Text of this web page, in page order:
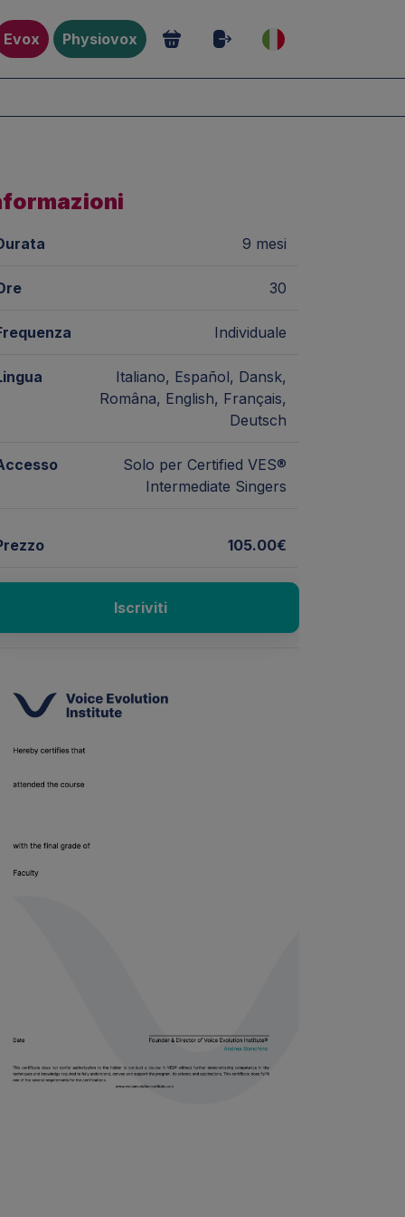
Evox Physiovox
9 mesi
30
Individuale
Italiano, Español, Dansk,
Româna, English, Français,
Deutsch
Solo per Certified VES®
Intermediate Singers
105.00€
Iscriviti